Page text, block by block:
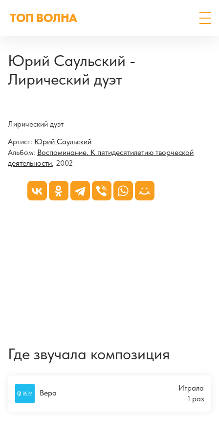
ТОП ВОЛНА
Юрий Саульский -
Лирический дуэт
Лирический дуэт
Артист: Юрий Саульский
Альбом: Воспоминание. К пятидесятилетию творческой
деятельности, 2002
Где звучала композиция
Вера
Играла
1 раз